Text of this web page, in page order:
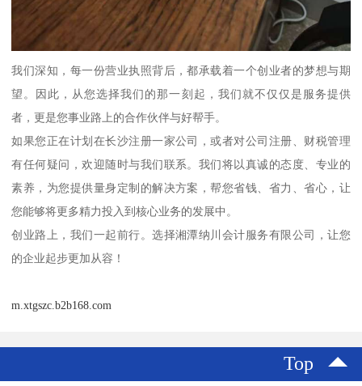
我们深知，每一份营业执照背后，都承载着一个创业者的梦想与期
望。因此，从您选择我们的那一刻起，我们就不仅仅是服务提供
者，更是您事业路上的合作伙伴与好帮手。
如果您正在计划在长沙注册一家公司，或者对公司注册、财税管理
有任何疑问，欢迎随时与我们联系。我们将以真诚的态度、专业的
素养，为您提供量身定制的解决方案，帮您省钱、省力、省心，让
您能够将更多精力投入到核心业务的发展中。
创业路上，我们一起前行。选择湘潭纳川会计服务有限公司，让您
的企业起步更加从容！
m.xtgszc.b2b168.com
Top